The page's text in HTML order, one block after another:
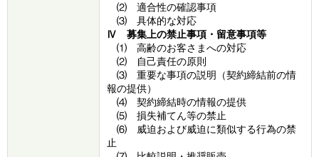
⑵ 適合性の確認事項
⑶ 具体的な対応
Ⅳ 募集上の禁止事項・留意事項等
⑴ 高齢のお客さまへの対応
⑵ 自己責任の原則
⑶ 重要な事項の説明（契約締結前の情
報の提供）
⑷ 契約締結時の情報の提供
⑸ 損失補てん等の禁止
⑹ 威迫および威迫に類似する行為の禁
止